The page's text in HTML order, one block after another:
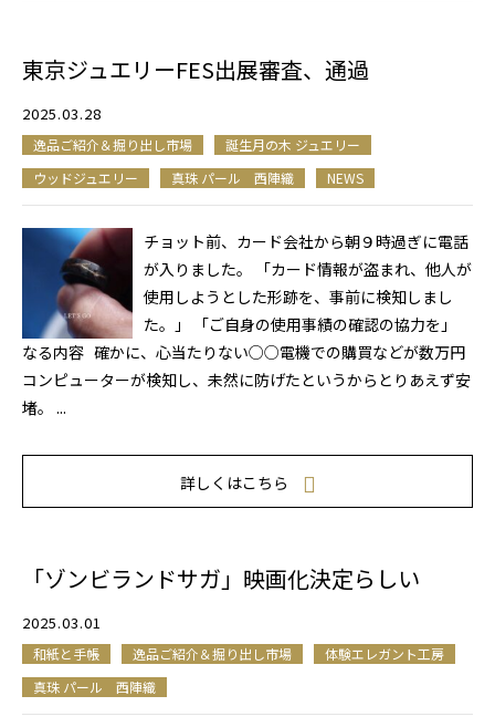
東京ジュエリーFES出展審査、通過
2025.03.28
逸品ご紹介＆掘り出し市場
誕生月の木 ジュエリー
ウッドジュエリー
真珠 パール 西陣織 NEWS
チョット前、カード会社から朝９時過ぎに電話
が入りました。 「カード情報が盗まれ、他人が
使用しようとした形跡を、事前に検知しまし
た。」 「ご自身の使用事績の確認の協力を」
なる内容 確かに、心当たりない○○電機での購買などが数万円
コンピューターが検知し、未然に防げたというからとりあえず安
堵。 ...
詳しくはこちら
「ゾンビランドサガ」映画化決定らしい
2025.03.01
和紙と手帳 逸品ご紹介＆掘り出し市場
体験エレガント工房
真珠 パール 西陣織